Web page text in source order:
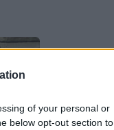
of your personal or
below opt-out section to